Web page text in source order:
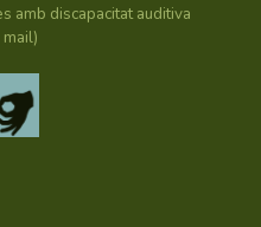
amb discapacitat auditiva